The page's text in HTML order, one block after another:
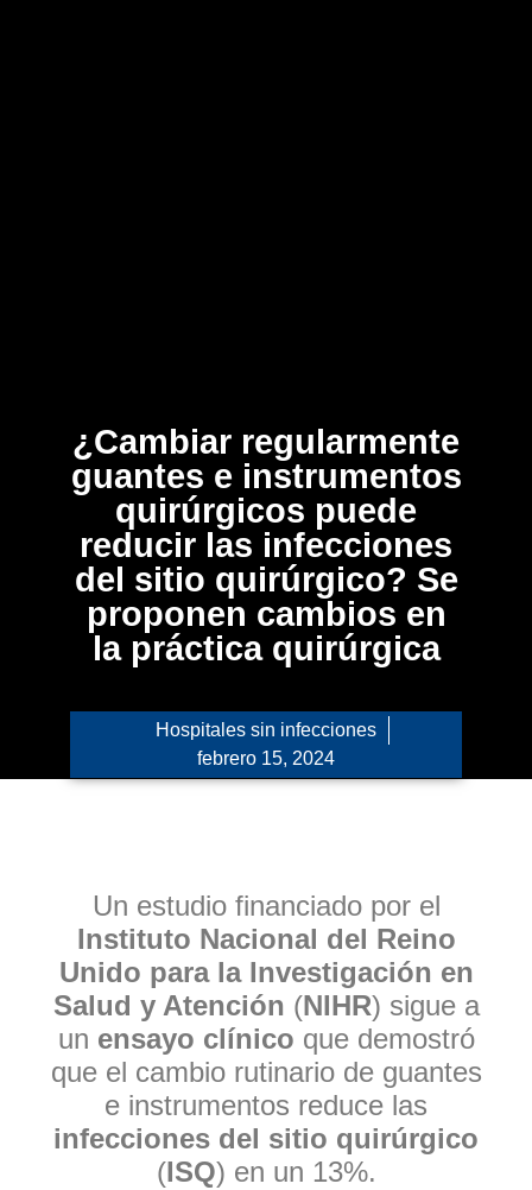
¿Cambiar regularmente
guantes e instrumentos
quirúrgicos puede
reducir las infecciones
del sitio quirúrgico? Se
proponen cambios en
la práctica quirúrgica
Hospitales sin infecciones
febrero 15, 2024
Un estudio financiado por el
Instituto Nacional del Reino
Unido para la Investigación en
Salud y Atención (NIHR) sigue a
un ensayo clínico que demostró
que el cambio rutinario de guantes
e instrumentos reduce las
infecciones del sitio quirúrgico
(ISQ) en un 13%.